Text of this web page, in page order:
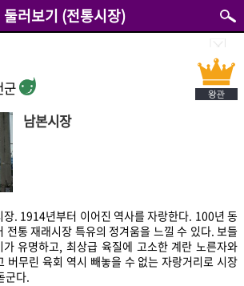
둘러보기 (전통시장)
군
남본시장
장. 1914년부터 이어진 역사를 자랑한다. 100년 동
전통 재래시장 특유의 정겨움을 느낄 수 있다. 보들
유명하고, 최상급 육질에 고소한 계란 노른자와
버무린 육회 역시 빼놓을 수 없는 자랑거리로 시장
군다.